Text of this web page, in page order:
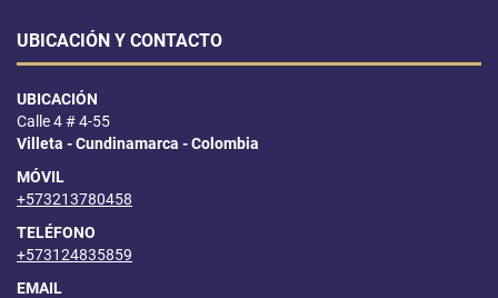
UBICACIÓN Y CONTACTO
UBICACIÓN
Calle 4 # 4-55
Villeta - Cundinamarca - Colombia
MÓVIL
+573213780458
TELÉFONO
+573124835859
EMAIL